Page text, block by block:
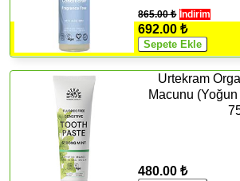
865.00 ₺ İndirim
692.00 ₺
Urtekram
Macunu
480.00 ₺